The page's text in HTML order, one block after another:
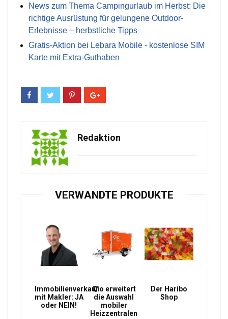
News zum Thema Campingurlaub im Herbst: Die
richtige Ausrüstung für gelungene Outdoor-
Erlebnisse – herbstliche Tipps
Gratis-Aktion bei Lebara Mobile - kostenlose SIM
Karte mit Extra-Guthaben
Redaktion
VERWANDTE PRODUKTE
Immobilienverkauf
mit Makler: JA
oder NEIN!
Qio erweitert
die Auswahl
mobiler
Heizzentralen
Der Haribo
Shop